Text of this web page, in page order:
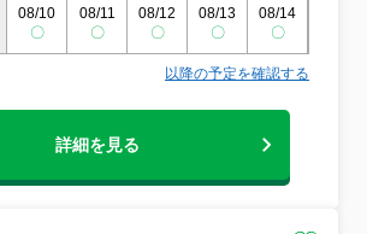
08/10
〇
08/11
〇
08/12
〇
08/13
〇
08/14
〇
以降の予定を確認する
詳細を見る